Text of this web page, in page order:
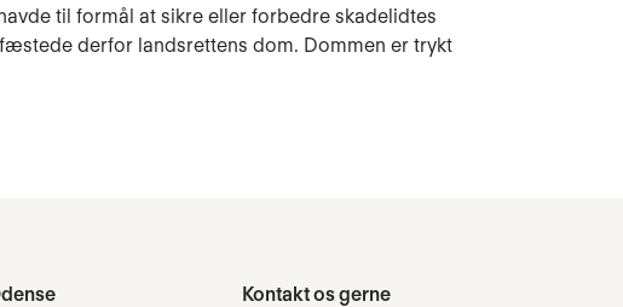
til formål at sikre eller forbedre skadelidtes
derfor landsrettens dom. Dommen er trykt
Kontakt os gerne